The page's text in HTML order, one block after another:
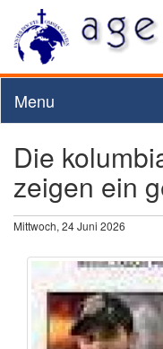
Menu
Die
zeigen ein
Mittwoch, 24 Juni 2026